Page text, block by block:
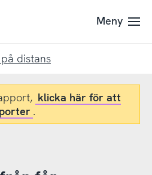
Meny
distans
klicka här för att
.